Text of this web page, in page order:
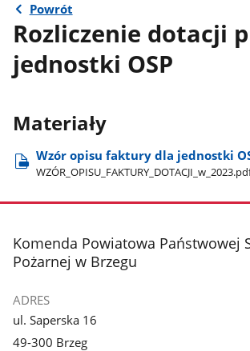
Powrót
Rozliczenie dotacji
jednostki OSP
Materiały
Wzór opisu faktury dla jednostki
stopka
Komenda Powiatowa Państwowej
Pożarnej w Brzegu
ADRES
ul. Saperska 16
49-300 Brzeg